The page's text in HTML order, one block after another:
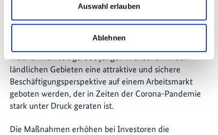
Auswahl erlauben
Ablehnen
Bedeutung. Ein besonderer Schwerpunkt liegt auf
lokalen Dienstleistenden, um das lokale
Unternehmertum und die Schaffung von
Maßnahmen soll gerade jungen Menschen in den
ländlichen Gebieten eine attraktive und sichere
Beschäftigungsperspektive auf einem Arbeitsmarkt
geboten werden, der in Zeiten der Corona-Pandemie
stark unter Druck geraten ist.
Die Maßnahmen erhöhen bei Investoren die